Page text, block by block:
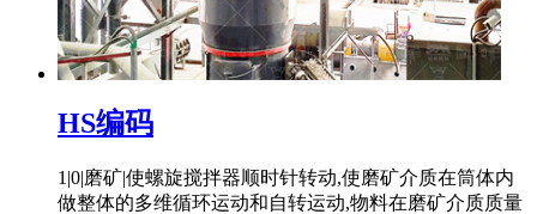
HS编码
1|0|磨矿|使螺旋搅拌器顺时针转动,使磨矿介质在筒体内
做整体的多维循环运动和自转运动,物料在磨矿介质质量